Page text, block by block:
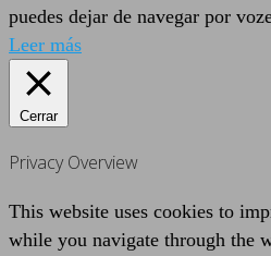
puedes dejar de navegar por
Leer más
Cerrar
Privacy Overview
This website uses cookies to
while you navigate through the